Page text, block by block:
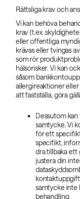
Rättsliga krav och
Vi kan behöva
krav (t.ex.
eller offentliga
krävas eller tvingas
som rör
hälsorisker. Vi kan
såsom
allergireaktioner
att fastställa, göra
Dessutom
samtycke. Vi
för ett
specifikt,
dra tillbaka ett
justera din
samtycke inte
behandling.